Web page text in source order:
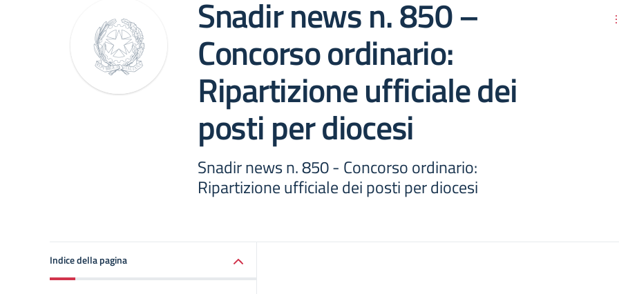
Snadir news n. 850 –
Concorso ordinario:
Ripartizione ufficiale dei
posti per diocesi
Snadir news n. 850 - Concorso ordinario:
Ripartizione ufficiale dei posti per diocesi
Indice della pagina